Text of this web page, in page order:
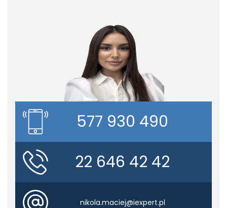
577 930 490
22 646 42 42
nikola.maciej@iexpert.pl